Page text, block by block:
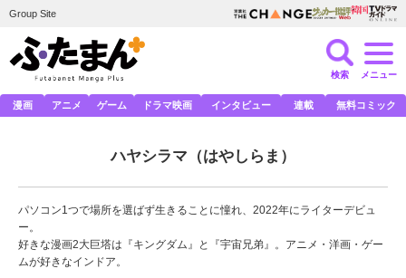
Group Site
検索 メニュー
漫画 アニメ ゲーム ドラマ映画 インタビュー 連載 無料コミック
ハヤシラマ （はやしらま）
パソコン1つで場所を選ばず生きることに憧れ、2022年にライターデビュ
ー。
好きな漫画2大巨塔は『キングダム』と『宇宙兄弟』。アニメ・洋画・ゲー
ムが好きなインドア。